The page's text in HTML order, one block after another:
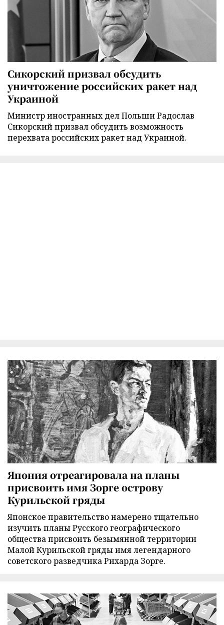
Сикорский призвал обсудить
уничтожение российских ракет над
Украиной
Министр иностранных дел Польши Радослав
Сикорский призвал обсудить возможность
перехвата российских ракет над Украиной.
Япония отреагировала на планы
присвоить имя Зорге острову
Курильской гряды
Японское правительство намерено тщательно
изучить планы Русского географического
общества присвоить безымянной территории
Малой Курильской гряды имя легендарного
советского разведчика Рихарда Зорге.